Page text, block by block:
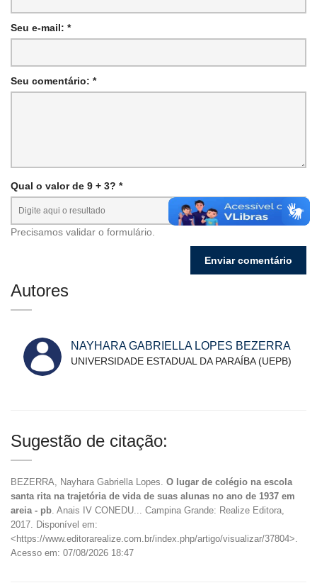
Seu e-mail: *
Seu comentário: *
Qual o valor de 9 + 3? *
Precisamos validar o formulário.
Autores
NAYHARA GABRIELLA LOPES BEZERRA
UNIVERSIDADE ESTADUAL DA PARAÍBA (UEPB)
Sugestão de citação:
BEZERRA, Nayhara Gabriella Lopes. O lugar de colégio na escola
santa rita na trajetória de vida de suas alunas no ano de 1937 em
areia - pb . Anais IV CONEDU... Campina Grande: Realize Editora,
2017. Disponível em:
<https://www.editorarealize.com.br/index.php/artigo/visualizar/37804>.
Acesso em: 07/08/2026 18:47